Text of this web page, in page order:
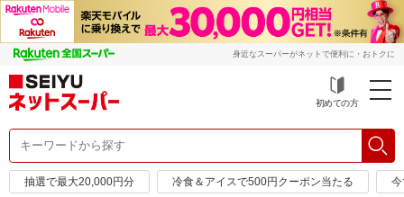
身近なスーパーがネットで便利に・おトクに
初めての方
抽選で最大20,000円分 冷食＆アイスで500円クーポン当たる